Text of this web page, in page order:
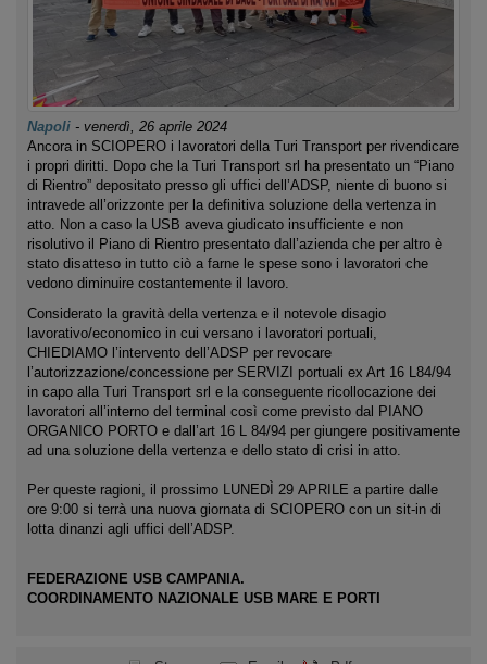
Napoli - venerdì, 26 aprile 2024
Ancora in SCIOPERO i lavoratori della Turi Transport per rivendicare
i propri diritti. Dopo che la Turi Transport srl ha presentato un “Piano
di Rientro” depositato presso gli uffici dell’ADSP, niente di buono si
intravede all’orizzonte per la definitiva soluzione della vertenza in
atto. Non a caso la USB aveva giudicato insufficiente e non
risolutivo il Piano di Rientro presentato dall’azienda che per altro è
stato disatteso in tutto ciò a farne le spese sono i lavoratori che
vedono diminuire costantemente il lavoro.
Considerato la gravità della vertenza e il notevole disagio
lavorativo/economico in cui versano i lavoratori portuali,
CHIEDIAMO l’intervento dell’ADSP per revocare
l’autorizzazione/concessione per SERVIZI portuali ex Art 16 L84/94
in capo alla Turi Transport srl e la conseguente ricollocazione dei
lavoratori all’interno del terminal così come previsto dal PIANO
ORGANICO PORTO e dall’art 16 L 84/94 per giungere positivamente
ad una soluzione della vertenza e dello stato di crisi in atto.
Per queste ragioni, il prossimo LUNEDÌ 29 APRILE a partire dalle
ore 9:00 si terrà una nuova giornata di SCIOPERO con un sit-in di
lotta dinanzi agli uffici dell’ADSP.
FEDERAZIONE USB CAMPANIA.
COORDINAMENTO NAZIONALE USB MARE E PORTI